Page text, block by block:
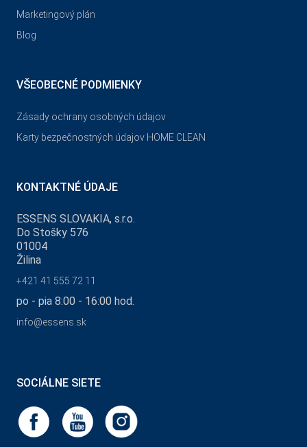
Marketingový plán
Blog
VŠEOBECNÉ PODMIENKY
Zásady ochrany osobných údajov
Karty bezpečnostných údajov HOME CLEAN
KONTAKTNÉ ÚDAJE
ESSENS SLOVAKIA, s.r.o.
Do Stošky 576
01004
Žilina
+421 41 555 72 11
po - pia 8:00 - 16:00 hod.
info@essens.sk
SOCIÁLNE SIETE